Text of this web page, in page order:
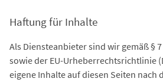
Haftung für Inhalte
Als Diensteanbieter sind wir gemäß § 7
sowie der EU-Urheberrechtsrichtlinie
eigene Inhalte auf diesen Seiten nach